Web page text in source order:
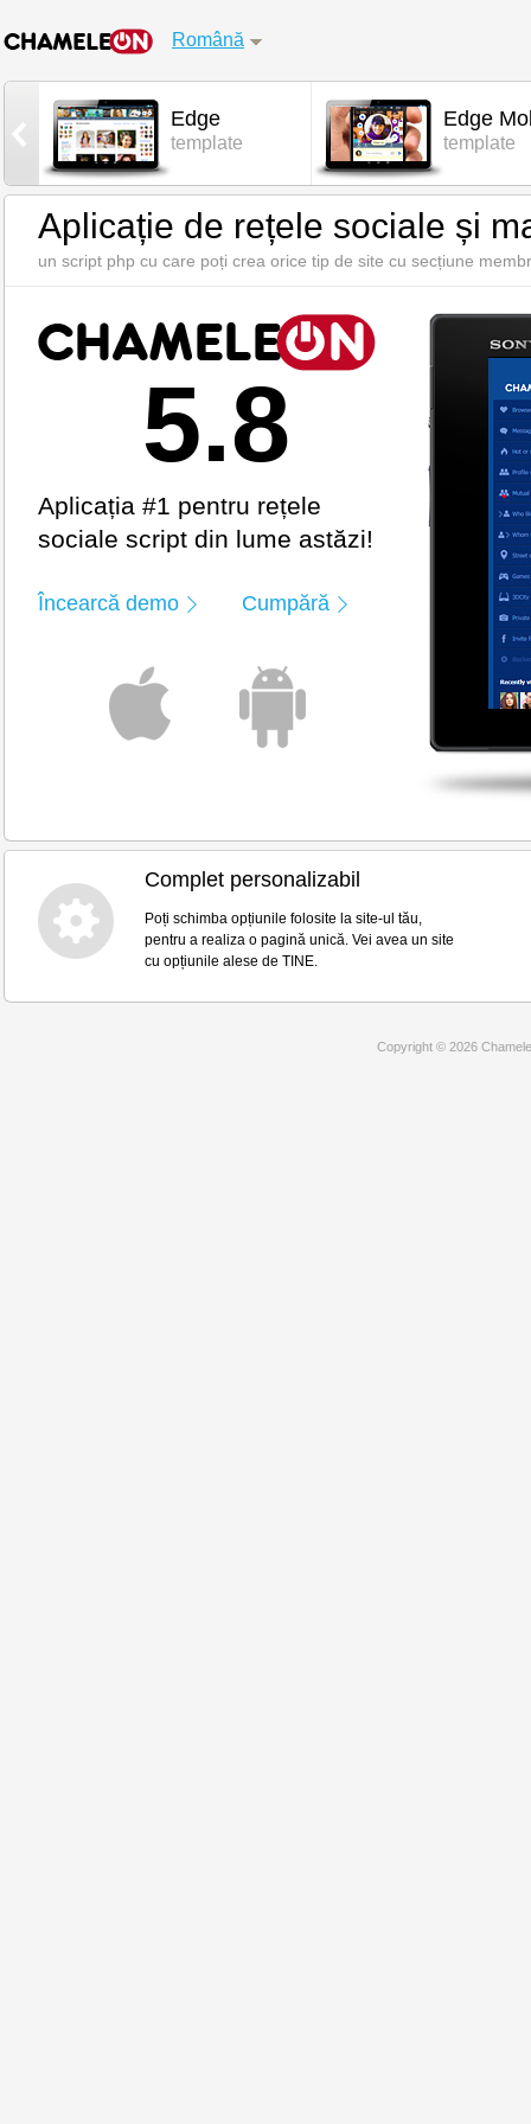
Română
Edge
template
Edge
template
Aplicație de rețele sociale și
un script php cu care poți crea orice tip de site cu secțiune
5.8
Aplicația #1 pentru rețele
sociale script din lume astăzi!
Încearcă demo Cumpără
Complet personalizabil
Poți schimba opțiunile folosite la site-ul tău,
pentru a realiza o pagină unică. Vei avea un site
cu opțiunile alese de TINE.
Copyright © 2026